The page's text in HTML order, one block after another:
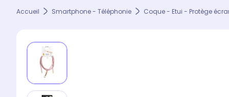
Accueil Smartphone - Téléphonie Coque - Etui - Protège